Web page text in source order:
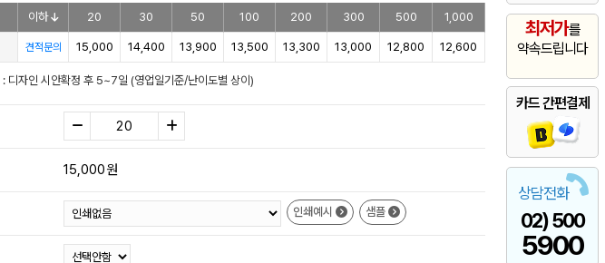
최저가를
약속드립니다
카드 간편결제
상담전화
02) 500
5900
이하 20 30 50 100 200 300 500 1,000
견적문의 15,000 14,400 13,900 13,500 13,300 13,000 12,800 12,600
: 디자인 시안확정 후 5~7일 (영업일기준/난이도별 상이)
15,000원
인쇄예시 샘플